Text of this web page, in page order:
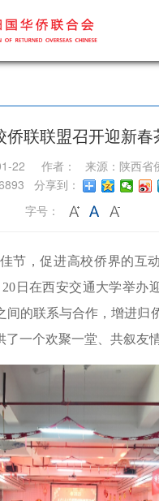
侨联联盟召开迎新春
22 作者： 来源：陕西省
分享到：
字号：
节，促进高校侨界的互
日在西安交通大学举办
间的联系与合作，增进归
一个欢聚一堂、共叙友